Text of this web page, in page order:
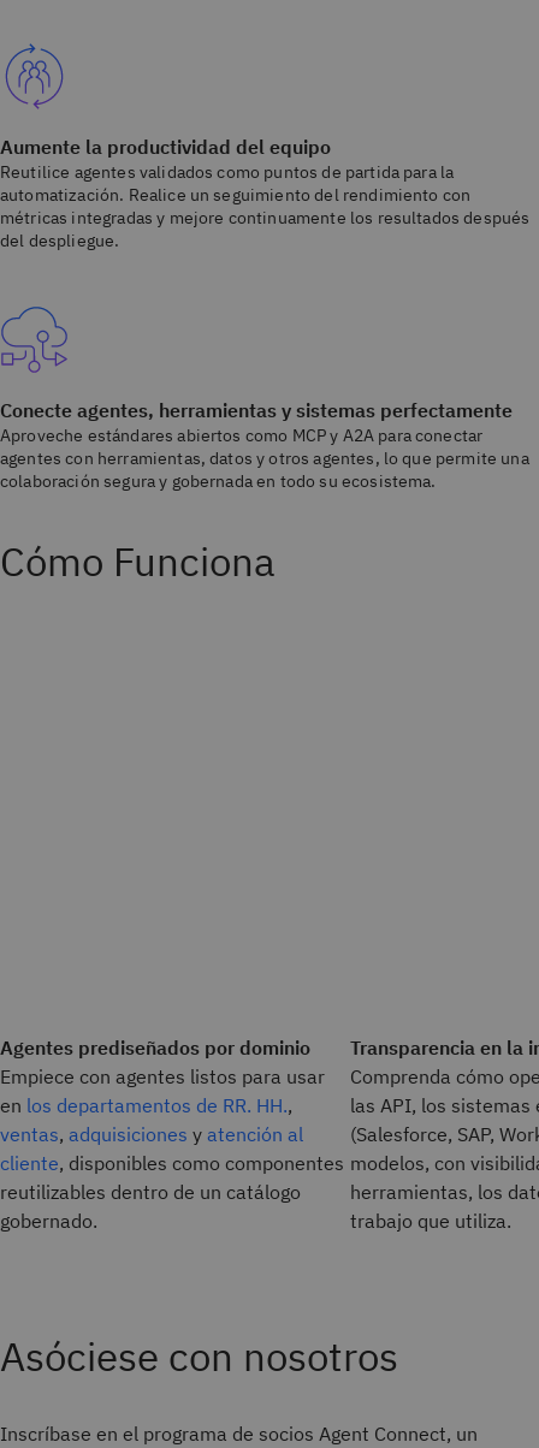
Aumente la productividad del equipo
Reutilice agentes validados como puntos de partida para la
automatización. Realice un seguimiento del rendimiento con
métricas integradas y mejore continuamente los resultados después
del despliegue.
Conecte agentes, herramientas y sistemas perfectamente
Aproveche estándares abiertos como MCP y A2A para conectar
agentes con herramientas, datos y otros agentes, lo que permite una
colaboración segura y gobernada en todo su ecosistema.
Cómo Funciona
Agentes prediseñados por dominio
Empiece con agentes listos para usar
en los departamentos de RR. HH.,
ventas, adquisiciones y atención al
cliente, disponibles como componentes
reutilizables dentro de un catálogo
gobernado.
Transparencia en la
Comprenda cómo
las API, los
(Salesforce, SAP,
modelos, con
herramientas, los
trabajo que utiliza.
Asóciese con nosotros
Inscríbase en el programa de socios Agent Connect, un